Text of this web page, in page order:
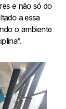
e não só do
a essa
o ambiente